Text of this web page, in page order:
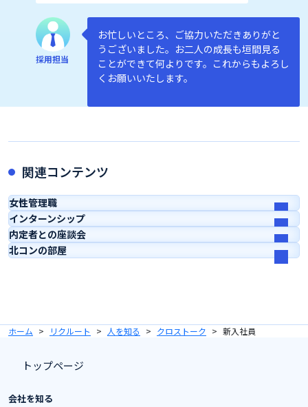
採用担当
お忙しいところ、ご協力いただきありがと
うございました。お二人の成長も垣間見る
ことができて何よりです。これからもよろし
くお願いいたします。
関連コンテンツ
女性管理職
インターンシップ
内定者との座談会
北コンの部屋
ホーム リクルート 人を知る クロストーク 新入社員
トップページ
会社を知る